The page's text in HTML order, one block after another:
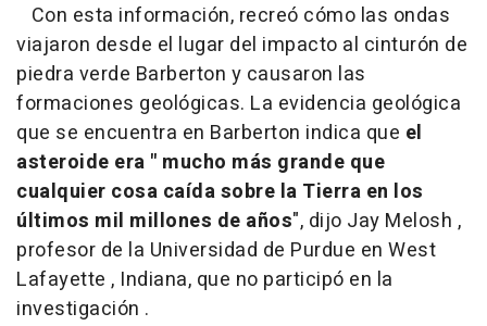
Con esta información, recreó cómo las ondas
viajaron desde el lugar del impacto al cinturón de
piedra verde Barberton y causaron las
formaciones geológicas. La evidencia geológica
que se encuentra en Barberton indica que el
asteroide era " mucho más grande que
cualquier cosa caída sobre la Tierra en los
últimos mil millones de años", dijo Jay Melosh ,
profesor de la Universidad de Purdue en West
Lafayette , Indiana, que no participó en la
investigación .